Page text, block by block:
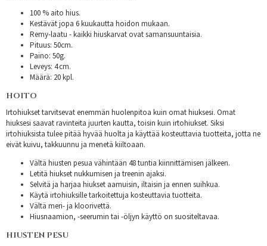
100 % aito hius.
Kestävät jopa 6 kuukautta hoidon mukaan.
Remy-laatu - kaikki hiuskarvat ovat samansuuntaisia.
Pituus: 50cm.
Paino: 50g.
Leveys: 4 cm.
Määrä: 20 kpl.
HOITO
Irtohiukset tarvitsevat enemmän huolenpitoa kuin omat hiuksesi. Omat
hiuksesi saavat ravinteita juurten kautta, toisin kuin irtohiukset. Siksi
irtohiuksista tulee pitää hyvää huolta ja käyttää kosteuttavia tuotteita, jotta ne
eivät kuivu, takkuunnu ja menetä kiiltoaan.
Vältä hiusten pesua vähintään 48 tuntia kiinnittämisen jälkeen.
Letitä hiukset nukkumisen ja treenin ajaksi.
Selvitä ja harjaa hiukset aamuisin, iltaisin ja ennen suihkua.
Käytä irtohiuksille tarkoitettuja kosteuttavia tuotteita.
Vältä meri- ja kloorivettä.
Hiusnaamion, -seerumin tai -öljyn käyttö on suositeltavaa.
HIUSTEN PESU